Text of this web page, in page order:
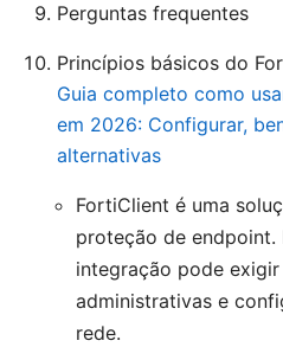
Perguntas frequentes
Princípios básicos do
Guia completo como
em 2026: Configurar,
alternativas
FortiClient é uma
proteção de endpoint.
integração pode
administrativas e
rede.